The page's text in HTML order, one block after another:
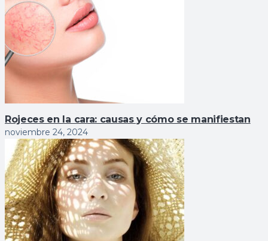
Rojeces en la cara: causas y cómo se manifiestan
noviembre 24, 2024